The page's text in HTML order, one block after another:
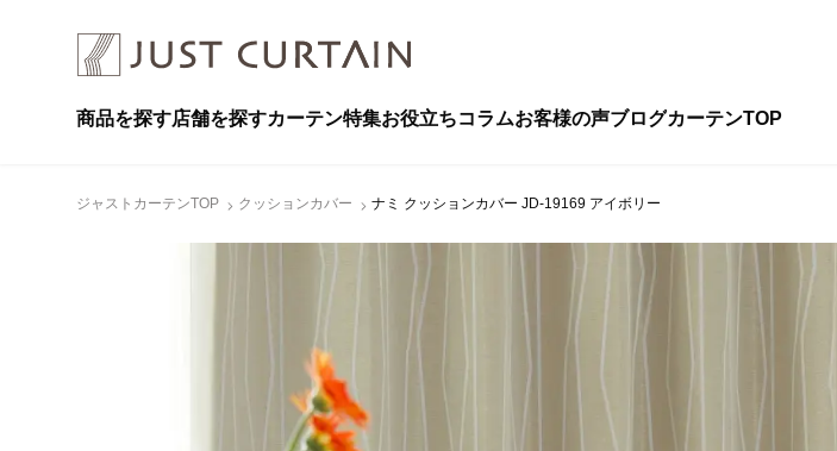
商品を探す店舗を探すカーテン特集お役立ちコラムお客様の声ブログカーテンTOP
ジャストカーテンTOP クッションカバー ナミ クッションカバー JD-19169 アイボリー